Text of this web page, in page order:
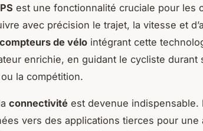
est une fonctionnalité cruciale pour les
avec précision le trajet, la vitesse et
compteurs de vélo intégrant cette
enrichie, en guidant le cycliste durant
la compétition.
connectivité est devenue indispensable.
vers des applications tierces pour une